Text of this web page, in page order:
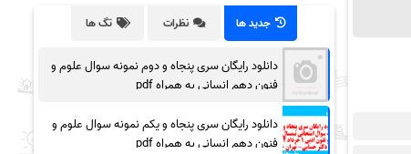
جدید ها نظرات تگ ها
دانلود رایگان سری پنجاه و دوم نمونه سوال علوم و
فنون دهم انسانی به همراه pdf
دانلود رایگان سری پنجاه و یکم نمونه سوال علوم و
فنون دهم انسانی به همراه pdf